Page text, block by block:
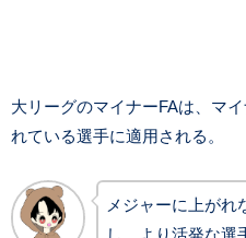
大リーグのマイナーFAは、マ
れている選手に適用される。
メジャーに上がれ